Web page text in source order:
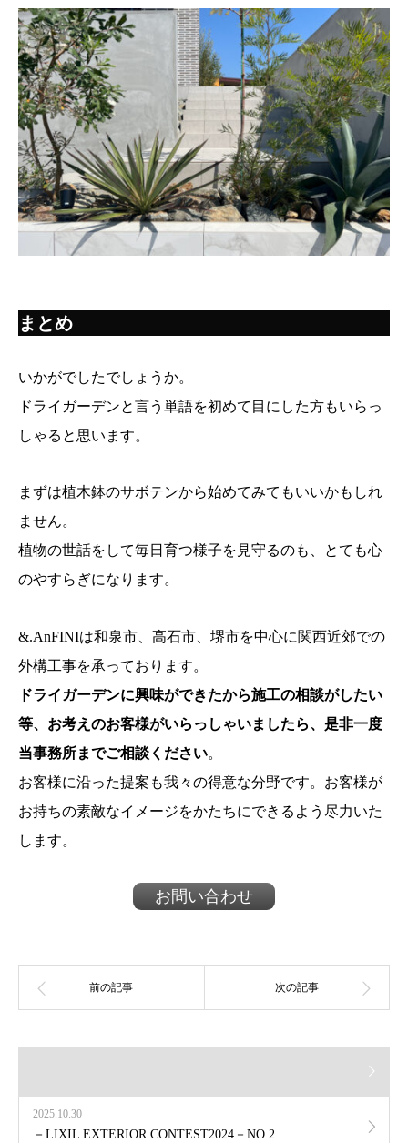
まとめ
いかがでしたでしょうか。
ドライガーデンと言う単語を初めて目にした方もいらっ
しゃると思います。
まずは植木鉢のサボテンから始めてみてもいいかもしれ
ません。
植物の世話をして毎日育つ様子を見守るのも、とても心
のやすらぎになります。
&.AnFINIは和泉市、高石市、堺市を中心に関西近郊での
外構工事を承っております。
ドライガーデンに興味ができたから施工の相談がしたい
等、お考えのお客様がいらっしゃいましたら、是非一度
当事務所までご相談ください。
お客様に沿った提案も我々の得意な分野です。お客様が
お持ちの素敵なイメージをかたちにできるよう尽力いた
します。
お問い合わせ
2025.10.30
－LIXIL EXTERIOR CONTEST2024－NO.2